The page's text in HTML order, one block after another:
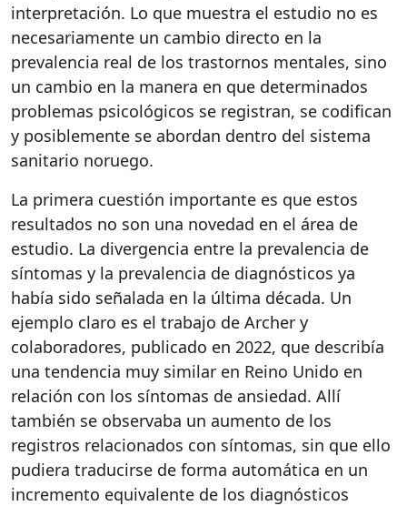
interpretación. Lo que muestra el estudio no es
necesariamente un cambio directo en la
prevalencia real de los trastornos mentales, sino
un cambio en la manera en que determinados
problemas psicológicos se registran, se codifican
y posiblemente se abordan dentro del sistema
sanitario noruego.
La primera cuestión importante es que estos
resultados no son una novedad en el área de
estudio. La divergencia entre la prevalencia de
síntomas y la prevalencia de diagnósticos ya
había sido señalada en la última década. Un
ejemplo claro es el trabajo de Archer y
colaboradores, publicado en 2022, que describía
una tendencia muy similar en Reino Unido en
relación con los síntomas de ansiedad. Allí
también se observaba un aumento de los
registros relacionados con síntomas, sin que ello
pudiera traducirse de forma automática en un
incremento equivalente de los diagnósticos